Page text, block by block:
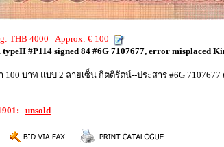
THB 4000 Approx: € 100
#P114 signed 84 #6G 7107677, error misplaced
บาท แบบ 2 ลายเซ็น กิตติรัตน์--ประสาร #6G
unsold